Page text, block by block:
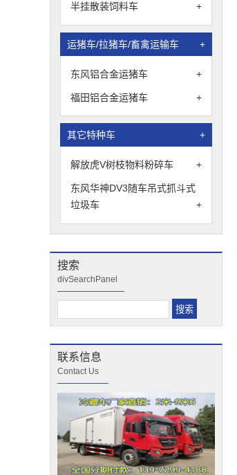
半挂散装饲料车 +
运猪车/拉猪车/畜禽运输车 +
东风铝合金运猪车 +
福田铝合金运猪车 +
其它特种车 +
解放虎V树枝物料粉碎车 +
东风华神DV3随车吊式抓斗式
垃圾车
+
搜索
divSearchPanel
联系信息
Contact Us